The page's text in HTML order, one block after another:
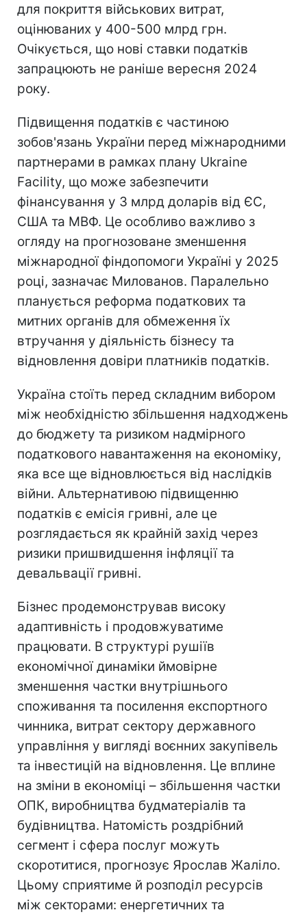
для покриття військових витрат,
оцінюваних у 400-500 млрд грн.
Очікується, що нові ставки податків
запрацюють не раніше вересня 2024
року.
Підвищення податків є частиною
зобов'язань України перед міжнародними
партнерами в рамках плану Ukraine
Facility, що може забезпечити
фінансування у 3 млрд доларів від ЄС,
США та МВФ. Це особливо важливо з
огляду на прогнозоване зменшення
міжнародної фіндопомоги Україні у 2025
році, зазначає Милованов. Паралельно
планується реформа податкових та
митних органів для обмеження їх
втручання у діяльність бізнесу та
відновлення довіри платників податків.
Україна стоїть перед складним вибором
між необхідністю збільшення надходжень
до бюджету та ризиком надмірного
податкового навантаження на економіку,
яка все ще відновлюється від наслідків
війни. Альтернативою підвищенню
податків є емісія гривні, але це
розглядається як крайній захід через
ризики пришвидшення інфляції та
девальвації гривні.
Бізнес продемонстрував високу
адаптивність і продовжуватиме
працювати. В структурі рушіїв
економічної динаміки ймовірне
зменшення частки внутрішнього
споживання та посилення експортного
чинника, витрат сектору державного
управління у вигляді воєнних закупівель
та інвестицій на відновлення. Це вплине
на зміни в економіці – збільшення частки
ОПК, виробництва будматеріалів та
будівництва. Натомість роздрібний
сегмент і сфера послуг можуть
скоротитися, прогнозує Ярослав Жаліло.
Цьому сприятиме й розподіл ресурсів
між секторами: енергетичних та